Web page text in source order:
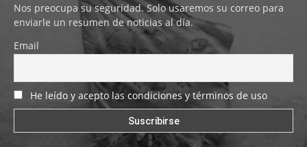
Nos preocupa su seguridad. Solo usaremos su correo para
enviarle un resumen de noticias al día.
Email
He leído y acepto las condiciones y términos de uso